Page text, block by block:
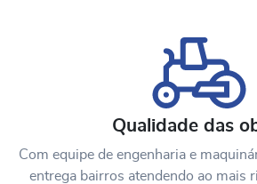
Qualidade das
Com equipe de engenharia e
entrega bairros atendendo ao mais